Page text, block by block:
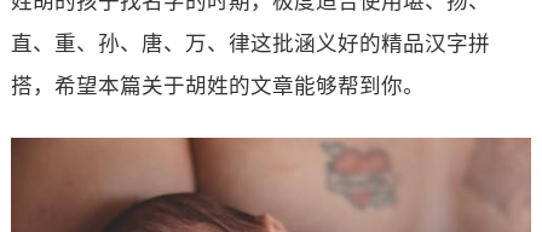
直、重、孙、唐、万、律这批涵义好的精品汉字拼
搭，希望本篇关于胡姓的文章能够帮到你。